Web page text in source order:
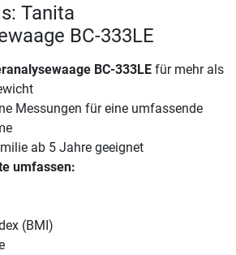
Tanita
BC-333LE
BC-333LE für mehr als
Messungen für eine umfassende
ab 5 Jahre geeignet
umfassen:
(BMI)